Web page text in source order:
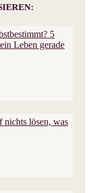
5
Leben gerade
lösen, was